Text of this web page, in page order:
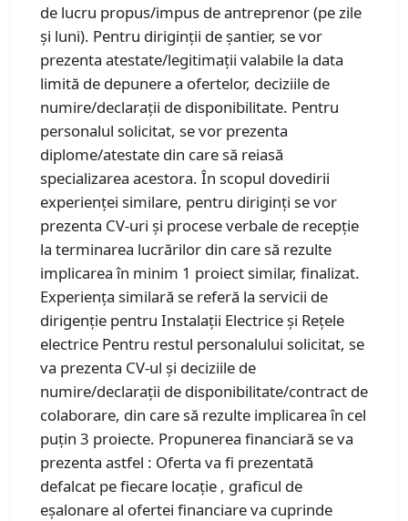
de lucru propus/impus de antreprenor (pe zile
și luni). Pentru diriginții de șantier, se vor
prezenta atestate/legitimații valabile la data
limită de depunere a ofertelor, deciziile de
numire/declarații de disponibilitate. Pentru
personalul solicitat, se vor prezenta
diplome/atestate din care să reiasă
specializarea acestora. În scopul dovedirii
experienței similare, pentru diriginți se vor
prezenta CV-uri și procese verbale de recepție
la terminarea lucrărilor din care să rezulte
implicarea în minim 1 proiect similar, finalizat.
Experiența similară se referă la servicii de
dirigenție pentru Instalații Electrice și Rețele
electrice Pentru restul personalului solicitat, se
va prezenta CV-ul și deciziile de
numire/declarații de disponibilitate/contract de
colaborare, din care să rezulte implicarea în cel
puțin 3 proiecte. Propunerea financiară se va
prezenta astfel : Oferta va fi prezentată
defalcat pe fiecare locație , graficul de
eșalonare al ofertei financiare va cuprinde